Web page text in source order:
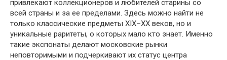
привлекают коллекционеров и любителей старины со
всей страны и за ее пределами. Здесь можно найти не
только классические предметы XIX–XX веков, но и
уникальные раритеты, о которых мало кто знает. Именно
такие экспонаты делают московские рынки
неповторимыми и подчеркивают их статус центра